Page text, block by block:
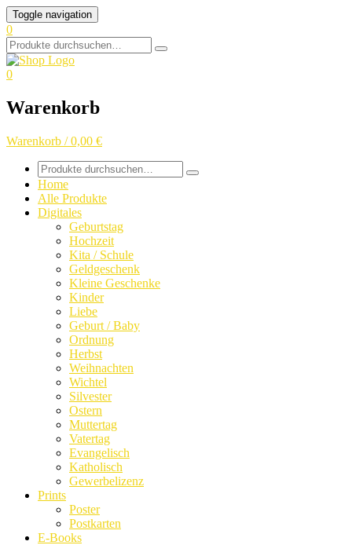
Skip
to
content
Toggle navigation
0
Search
for:
0
Warenkorb
Warenkorb / 0,00 €
Search
for:
Home
Alle Produkte
Digitales
Geburtstag
Hochzeit
Kita / Schule
Geldgeschenk
Kleine Geschenke
Kinder
Liebe
Geburt / Baby
Ordnung
Herbst
Weihnachten
Wichtel
Silvester
Ostern
Muttertag
Vatertag
Evangelisch
Katholisch
Gewerbelizenz
Prints
Poster
Postkarten
E-Books